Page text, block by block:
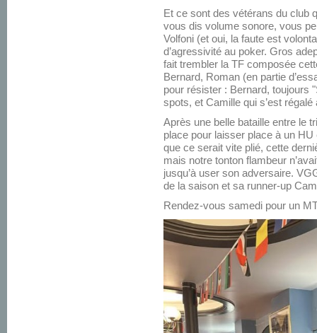
Et ce sont des vétérans du club
vous dis volume sonore, vous
Volfoni (et oui, la faute est
d’agressivité au poker. Gros
fait trembler la TF composée
Bernard, Roman (en partie
pour résister : Bernard, toujours
spots, et Camille qui s’est
Après une belle bataille entre le
place pour laisser place à un
que ce serait vite plié, cette
mais notre tonton flambeur
jusqu’à user son adversaire.
de la saison et sa runner-up
Rendez-vous samedi pour un